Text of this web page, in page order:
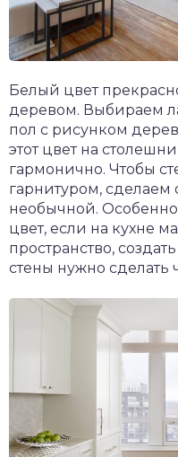
Белый цвет
деревом. Выбираем
пол с рисунком
этот цвет на
гармонично. Чтобы
гарнитуром, сделаем
необычной.
цвет, если на кухне
пространство,
стены нужно сделать